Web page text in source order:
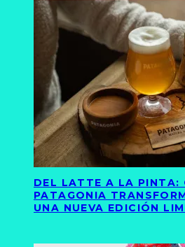
DEL LATTE A LA PINTA:
PATAGONIA
UNA NUEVA EDICIÓN